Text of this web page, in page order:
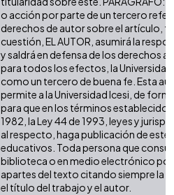
o acción por parte de un tercero
derechos de autor sobre el artículo,
cuestión, EL AUTOR, asumirá la
y saldrá en defensa de los derechos
para todos los efectos, la Universidad
como un tercero de buena fe. Esta
permite a la Universidad Icesi, de
para que en los términos establecidos
1982, la Ley 44 de 1993, leyes y
al respecto, haga publicación de este
educativos. Toda persona que
biblioteca o en medio electrónico
apartes del texto citando siempre la
el título del trabajo y el autor.